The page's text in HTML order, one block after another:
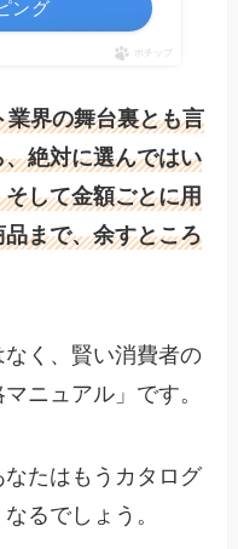
ング
ポチップ
業界の舞台裏とも言
絶対に選んではい
して金額ごとに用
まで、余すところ
く、賢い消費者の
ニュアル」です。
たはもうカタログ
るでしょう。